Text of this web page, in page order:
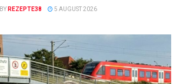
BY REZEPTE38 5 AUGUST 2026